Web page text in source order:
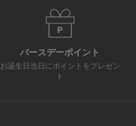
バースデーポイント
お誕生日当日にポイントをプレゼン
ト